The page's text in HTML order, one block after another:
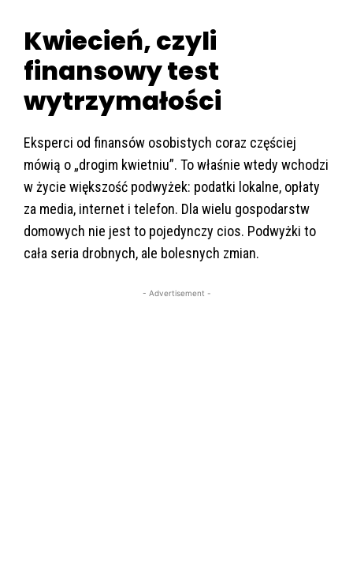
Kwiecień, czyli
finansowy test
wytrzymałości
Eksperci od finansów osobistych coraz częściej
mówią o „drogim kwietniu”. To właśnie wtedy wchodzi
w życie większość podwyżek: podatki lokalne, opłaty
za media, internet i telefon. Dla wielu gospodarstw
domowych nie jest to pojedynczy cios. Podwyżki to
cała seria drobnych, ale bolesnych zmian.
- Advertisement -